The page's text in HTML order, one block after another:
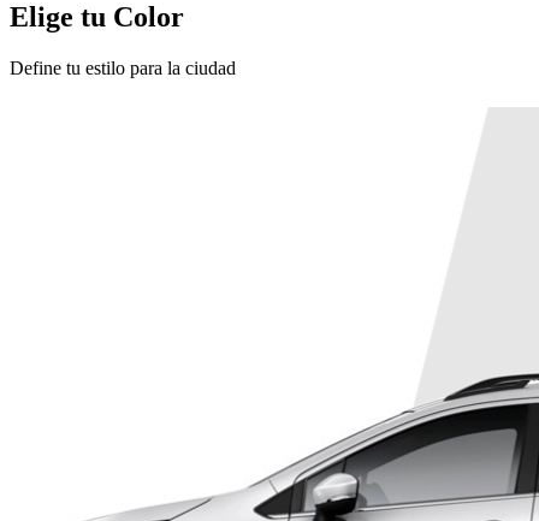
Elige tu Color
Define tu estilo para la ciudad